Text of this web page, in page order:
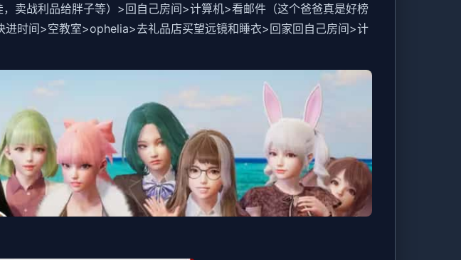
卖战利品给胖子等）>回自己房间>计算机>看邮件（这个爸爸真是好榜
时间>空教室>ophelia>去礼品店买望远镜和睡衣>回家回自己房间>计